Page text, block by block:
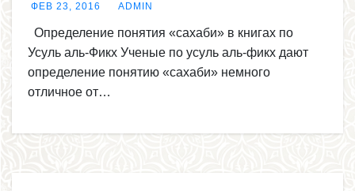
ФЕВ 23, 2016 ADMIN
Определение понятия «сахаби» в книгах по
Усуль аль-Фикх Ученые по усуль аль-фикх дают
определение понятию «сахаби» немного
отличное от…